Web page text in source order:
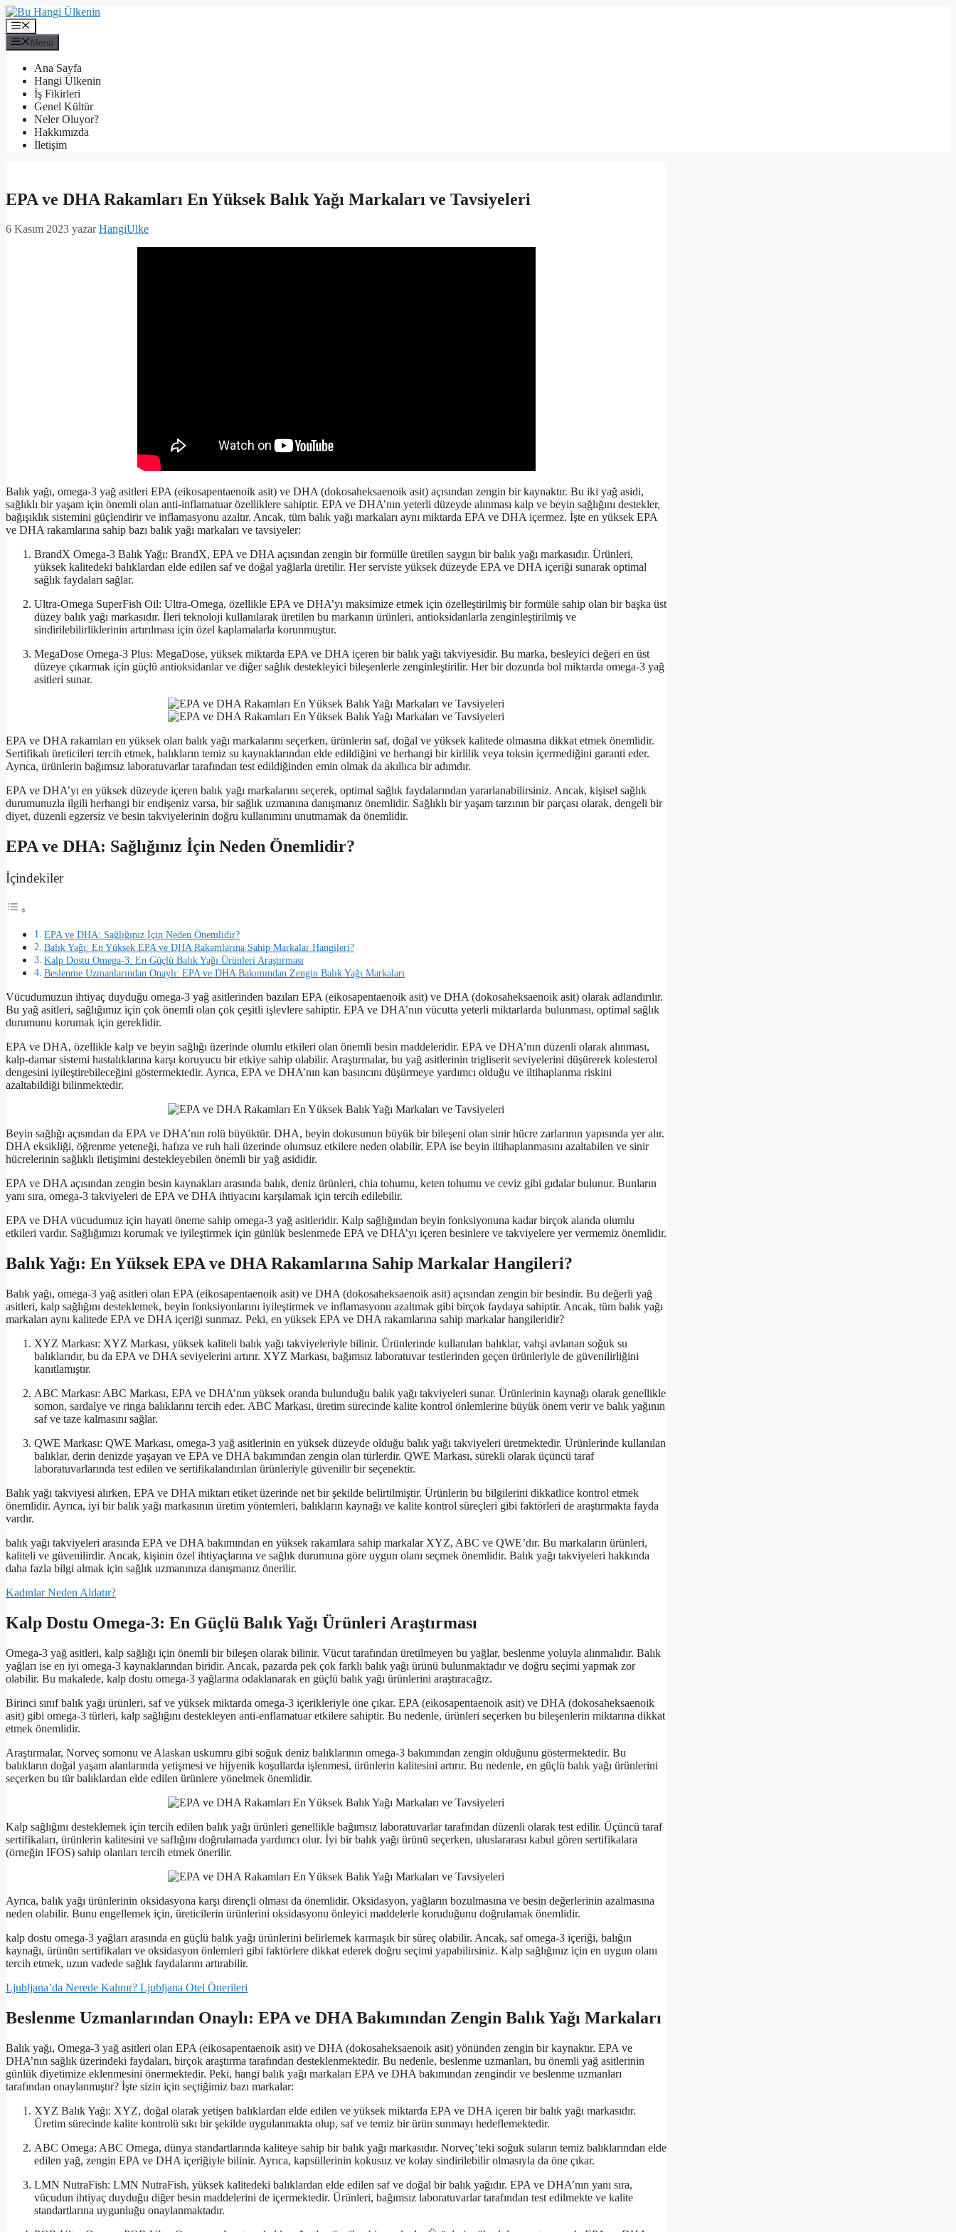
İçeriğe
atla
Menü
Menü
Ana Sayfa
Hangi Ülkenin
İş Fikirleri
Genel Kültür
Neler Oluyor?
Hakkımızda
İletişim
EPA ve DHA Rakamları En Yüksek Balık Yağı Markaları ve Tavsiyeleri
6 Kasım 2023 yazarHangiUlke
Balık yağı, omega-3 yağ asitleri EPA (eikosapentaenoik asit) ve DHA (dokosaheksaenoik asit) açısından zengin bir kaynaktır. Bu iki yağ asidi,
sağlıklı bir yaşam için önemli olan anti-inflamatuar özelliklere sahiptir. EPA ve DHA’nın yeterli düzeyde alınması kalp ve beyin sağlığını destekler,
bağışıklık sistemini güçlendirir ve inflamasyonu azaltır. Ancak, tüm balık yağı markaları aynı miktarda EPA ve DHA içermez. İşte en yüksek EPA
ve DHA rakamlarına sahip bazı balık yağı markaları ve tavsiyeler:
BrandX Omega-3 Balık Yağı: BrandX, EPA ve DHA açısından zengin bir formülle üretilen saygın bir balık yağı markasıdır. Ürünleri,
yüksek kalitedeki balıklardan elde edilen saf ve doğal yağlarla üretilir. Her serviste yüksek düzeyde EPA ve DHA içeriği sunarak optimal
sağlık faydaları sağlar.
Ultra-Omega SuperFish Oil: Ultra-Omega, özellikle EPA ve DHA’yı maksimize etmek için özelleştirilmiş bir formüle sahip olan bir başka üst
düzey balık yağı markasıdır. İleri teknoloji kullanılarak üretilen bu markanın ürünleri, antioksidanlarla zenginleştirilmiş ve
sindirilebilirliklerinin artırılması için özel kaplamalarla korunmuştur.
MegaDose Omega-3 Plus: MegaDose, yüksek miktarda EPA ve DHA içeren bir balık yağı takviyesidir. Bu marka, besleyici değeri en üst
düzeye çıkarmak için güçlü antioksidanlar ve diğer sağlık destekleyici bileşenlerle zenginleştirilir. Her bir dozunda bol miktarda omega-3 yağ
asitleri sunar.
EPA ve DHA rakamları en yüksek olan balık yağı markalarını seçerken, ürünlerin saf, doğal ve yüksek kalitede olmasına dikkat etmek önemlidir.
Sertifikalı üreticileri tercih etmek, balıkların temiz su kaynaklarından elde edildiğini ve herhangi bir kirlilik veya toksin içermediğini garanti eder.
Ayrıca, ürünlerin bağımsız laboratuvarlar tarafından test edildiğinden emin olmak da akıllıca bir adımdır.
EPA ve DHA’yı en yüksek düzeyde içeren balık yağı markalarını seçerek, optimal sağlık faydalarından yararlanabilirsiniz. Ancak, kişisel sağlık
durumunuzla ilgili herhangi bir endişeniz varsa, bir sağlık uzmanına danışmanız önemlidir. Sağlıklı bir yaşam tarzının bir parçası olarak, dengeli bir
diyet, düzenli egzersiz ve besin takviyelerinin doğru kullanımını unutmamak da önemlidir.
EPA ve DHA: Sağlığınız İçin Neden Önemlidir?
İçindekiler
EPA ve DHA: Sağlığınız İçin Neden Önemlidir?
Balık Yağı: En Yüksek EPA ve DHA Rakamlarına Sahip Markalar Hangileri?
Kalp Dostu Omega-3: En Güçlü Balık Yağı Ürünleri Araştırması
Beslenme Uzmanlarından Onaylı: EPA ve DHA Bakımından Zengin Balık Yağı Markaları
Vücudumuzun ihtiyaç duyduğu omega-3 yağ asitlerinden bazıları EPA (eikosapentaenoik asit) ve DHA (dokosaheksaenoik asit) olarak adlandırılır.
Bu yağ asitleri, sağlığımız için çok önemli olan çok çeşitli işlevlere sahiptir. EPA ve DHA’nın vücutta yeterli miktarlarda bulunması, optimal sağlık
durumunu korumak için gereklidir.
EPA ve DHA, özellikle kalp ve beyin sağlığı üzerinde olumlu etkileri olan önemli besin maddeleridir. EPA ve DHA’nın düzenli olarak alınması,
kalp-damar sistemi hastalıklarına karşı koruyucu bir etkiye sahip olabilir. Araştırmalar, bu yağ asitlerinin trigliserit seviyelerini düşürerek kolesterol
dengesini iyileştirebileceğini göstermektedir. Ayrıca, EPA ve DHA’nın kan basıncını düşürmeye yardımcı olduğu ve iltihaplanma riskini
azaltabildiği bilinmektedir.
Beyin sağlığı açısından da EPA ve DHA’nın rolü büyüktür. DHA, beyin dokusunun büyük bir bileşeni olan sinir hücre zarlarının yapısında yer alır.
DHA eksikliği, öğrenme yeteneği, hafıza ve ruh hali üzerinde olumsuz etkilere neden olabilir. EPA ise beyin iltihaplanmasını azaltabilen ve sinir
hücrelerinin sağlıklı iletişimini destekleyebilen önemli bir yağ asididir.
EPA ve DHA açısından zengin besin kaynakları arasında balık, deniz ürünleri, chia tohumu, keten tohumu ve ceviz gibi gıdalar bulunur. Bunların
yanı sıra, omega-3 takviyeleri de EPA ve DHA ihtiyacını karşılamak için tercih edilebilir.
EPA ve DHA vücudumuz için hayati öneme sahip omega-3 yağ asitleridir. Kalp sağlığından beyin fonksiyonuna kadar birçok alanda olumlu
etkileri vardır. Sağlığımızı korumak ve iyileştirmek için günlük beslenmede EPA ve DHA’yı içeren besinlere ve takviyelere yer vermemiz önemlidir.
Balık Yağı: En Yüksek EPA ve DHA Rakamlarına Sahip Markalar Hangileri?
Balık yağı, omega-3 yağ asitleri olan EPA (eikosapentaenoik asit) ve DHA (dokosaheksaenoik asit) açısından zengin bir besindir. Bu değerli yağ
asitleri, kalp sağlığını desteklemek, beyin fonksiyonlarını iyileştirmek ve inflamasyonu azaltmak gibi birçok faydaya sahiptir. Ancak, tüm balık yağı
markaları aynı kalitede EPA ve DHA içeriği sunmaz. Peki, en yüksek EPA ve DHA rakamlarına sahip markalar hangileridir?
XYZ Markası: XYZ Markası, yüksek kaliteli balık yağı takviyeleriyle bilinir. Ürünlerinde kullanılan balıklar, vahşi avlanan soğuk su
balıklarıdır, bu da EPA ve DHA seviyelerini artırır. XYZ Markası, bağımsız laboratuvar testlerinden geçen ürünleriyle de güvenilirliğini
kanıtlamıştır.
ABC Markası: ABC Markası, EPA ve DHA’nın yüksek oranda bulunduğu balık yağı takviyeleri sunar. Ürünlerinin kaynağı olarak genellikle
somon, sardalye ve ringa balıklarını tercih eder. ABC Markası, üretim sürecinde kalite kontrol önlemlerine büyük önem verir ve balık yağının
saf ve taze kalmasını sağlar.
QWE Markası: QWE Markası, omega-3 yağ asitlerinin en yüksek düzeyde olduğu balık yağı takviyeleri üretmektedir. Ürünlerinde kullanılan
balıklar, derin denizde yaşayan ve EPA ve DHA bakımından zengin olan türlerdir. QWE Markası, sürekli olarak üçüncü taraf
laboratuvarlarında test edilen ve sertifikalandırılan ürünleriyle güvenilir bir seçenektir.
Balık yağı takviyesi alırken, EPA ve DHA miktarı etiket üzerinde net bir şekilde belirtilmiştir. Ürünlerin bu bilgilerini dikkatlice kontrol etmek
önemlidir. Ayrıca, iyi bir balık yağı markasının üretim yöntemleri, balıkların kaynağı ve kalite kontrol süreçleri gibi faktörleri de araştırmakta fayda
vardır.
balık yağı takviyeleri arasında EPA ve DHA bakımından en yüksek rakamlara sahip markalar XYZ, ABC ve QWE’dır. Bu markaların ürünleri,
kaliteli ve güvenilirdir. Ancak, kişinin özel ihtiyaçlarına ve sağlık durumuna göre uygun olanı seçmek önemlidir. Balık yağı takviyeleri hakkında
daha fazla bilgi almak için sağlık uzmanınıza danışmanız önerilir.
Kadınlar Neden Aldatır?
Kalp Dostu Omega-3: En Güçlü Balık Yağı Ürünleri Araştırması
Omega-3 yağ asitleri, kalp sağlığı için önemli bir bileşen olarak bilinir. Vücut tarafından üretilmeyen bu yağlar, beslenme yoluyla alınmalıdır. Balık
yağları ise en iyi omega-3 kaynaklarından biridir. Ancak, pazarda pek çok farklı balık yağı ürünü bulunmaktadır ve doğru seçimi yapmak zor
olabilir. Bu makalede, kalp dostu omega-3 yağlarına odaklanarak en güçlü balık yağı ürünlerini araştıracağız.
Birinci sınıf balık yağı ürünleri, saf ve yüksek miktarda omega-3 içerikleriyle öne çıkar. EPA (eikosapentaenoik asit) ve DHA (dokosaheksaenoik
asit) gibi omega-3 türleri, kalp sağlığını destekleyen anti-enflamatuar etkilere sahiptir. Bu nedenle, ürünleri seçerken bu bileşenlerin miktarına dikkat
etmek önemlidir.
Araştırmalar, Norveç somonu ve Alaskan uskumru gibi soğuk deniz balıklarının omega-3 bakımından zengin olduğunu göstermektedir. Bu
balıkların doğal yaşam alanlarında yetişmesi ve hijyenik koşullarda işlenmesi, ürünlerin kalitesini artırır. Bu nedenle, en güçlü balık yağı ürünlerini
seçerken bu tür balıklardan elde edilen ürünlere yönelmek önemlidir.
Kalp sağlığını desteklemek için tercih edilen balık yağı ürünleri genellikle bağımsız laboratuvarlar tarafından düzenli olarak test edilir. Üçüncü taraf
sertifikaları, ürünlerin kalitesini ve saflığını doğrulamada yardımcı olur. İyi bir balık yağı ürünü seçerken, uluslararası kabul gören sertifikalara
(örneğin IFOS) sahip olanları tercih etmek önerilir.
Ayrıca, balık yağı ürünlerinin oksidasyona karşı dirençli olması da önemlidir. Oksidasyon, yağların bozulmasına ve besin değerlerinin azalmasına
neden olabilir. Bunu engellemek için, üreticilerin ürünlerini oksidasyonu önleyici maddelerle koruduğunu doğrulamak önemlidir.
kalp dostu omega-3 yağları arasında en güçlü balık yağı ürünlerini belirlemek karmaşık bir süreç olabilir. Ancak, saf omega-3 içeriği, balığın
kaynağı, ürünün sertifikaları ve oksidasyon önlemleri gibi faktörlere dikkat ederek doğru seçimi yapabilirsiniz. Kalp sağlığınız için en uygun olanı
tercih etmek, uzun vadede sağlık faydalarını artırabilir.
Ljubljana’da Nerede Kalınır? Ljubljana Otel Önerileri
Beslenme Uzmanlarından Onaylı: EPA ve DHA Bakımından Zengin Balık Yağı Markaları
Balık yağı, Omega-3 yağ asitleri olan EPA (eikosapentaenoik asit) ve DHA (dokosaheksaenoik asit) yönünden zengin bir kaynaktır. EPA ve
DHA’nın sağlık üzerindeki faydaları, birçok araştırma tarafından desteklenmektedir. Bu nedenle, beslenme uzmanları, bu önemli yağ asitlerinin
günlük diyetimize eklenmesini önermektedir. Peki, hangi balık yağı markaları EPA ve DHA bakımından zengindir ve beslenme uzmanları
tarafından onaylanmıştır? İşte sizin için seçtiğimiz bazı markalar:
XYZ Balık Yağı: XYZ, doğal olarak yetişen balıklardan elde edilen ve yüksek miktarda EPA ve DHA içeren bir balık yağı markasıdır.
Üretim sürecinde kalite kontrolü sıkı bir şekilde uygulanmakta olup, saf ve temiz bir ürün sunmayı hedeflemektedir.
ABC Omega: ABC Omega, dünya standartlarında kaliteye sahip bir balık yağı markasıdır. Norveç’teki soğuk suların temiz balıklarından elde
edilen yağ, zengin EPA ve DHA içeriğiyle bilinir. Ayrıca, kapsüllerinin kokusuz ve kolay sindirilebilir olmasıyla da öne çıkar.
LMN NutraFish: LMN NutraFish, yüksek kalitedeki balıklardan elde edilen saf ve doğal bir balık yağıdır. EPA ve DHA’nın yanı sıra,
vücudun ihtiyaç duyduğu diğer besin maddelerini de içermektedir. Ürünleri, bağımsız laboratuvarlar tarafından test edilmekte ve kalite
standartlarına uygunluğu onaylanmaktadır.